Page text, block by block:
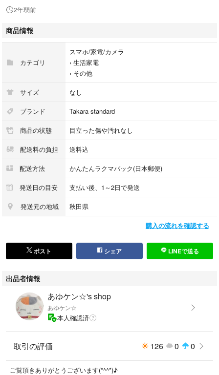
2年弱前
商品情報
カテゴリ
スマホ/家電/カメラ
› 生活家電
› その他
サイズ なし
ブランド Takara standard
商品の状態 目立った傷や汚れなし
配送料の負担 送料込
配送方法 かんたんラクマパック(日本郵便)
発送日の目安 支払い後、1～2日で発送
発送元の地域 秋田県
購入の流れを確認する
ポスト シェア LINEで送る
出品者情報
あゆケン☆'s shop
あゆケン☆
本人確認済
取引の評価 126 0 0
ご覧頂きありがとうございます(*^^*)♪